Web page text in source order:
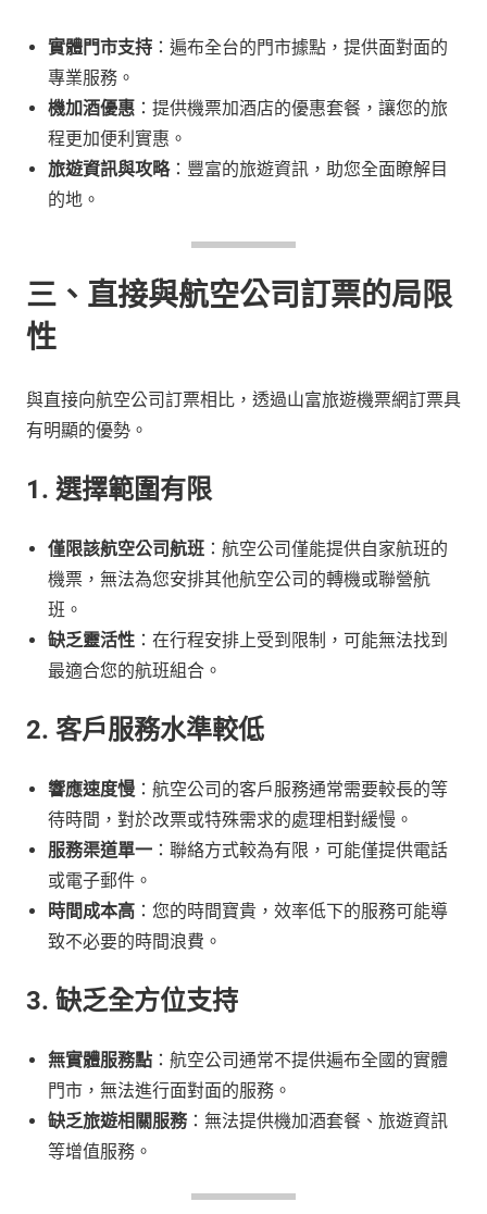
實體門市支持 ：遍布全台的門市據點，提供面對面的
專業服務。
機加酒優惠 ：提供機票加酒店的優惠套餐，讓您的旅
程更加便利實惠。
旅遊資訊與攻略：豐富的旅遊資訊，助您全面瞭解目
的地。
三、直接與航空公司訂票的局限
性
與直接向航空公司訂票相比，透過山富旅遊機票網訂票具
有明顯的優勢。
1. 選擇範圍有限
僅限該航空公司航班 ：航空公司僅能提供自家航班的
機票，無法為您安排其他航空公司的轉機或聯營航
班。
缺乏靈活性 ：在行程安排上受到限制，可能無法找到
最適合您的航班組合。
2. 客戶服務水準較低
響應速度慢 ：航空公司的客戶服務通常需要較長的等
待時間，對於改票或特殊需求的處理相對緩慢。
服務渠道單一 ：聯絡方式較為有限，可能僅提供電話
或電子郵件。
時間成本高 ：您的時間寶貴，效率低下的服務可能導
致不必要的時間浪費。
3. 缺乏全方位支持
無實體服務點 ：航空公司通常不提供遍布全國的實體
門市，無法進行面對面的服務。
缺乏旅遊相關服務：無法提供機加酒套餐、旅遊資訊
等增值服務。